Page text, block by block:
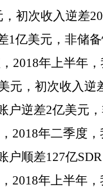
初次收入逆差
1亿美元，非储
2018年上半年
元，初次收入
户逆差2亿美元
2018年二季度
户顺差127亿
2018年上半年